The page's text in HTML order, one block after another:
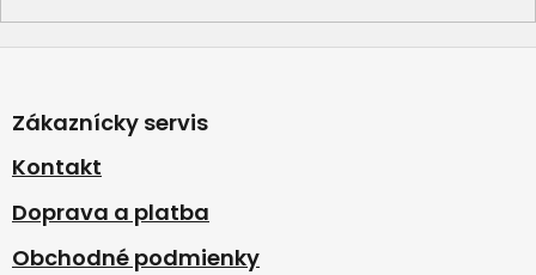
u
Z
p
ä
e
Zákaznícky servis
Kontakt
Doprava a platba
Obchodné podmienky